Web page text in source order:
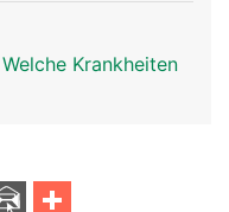
Krankheiten